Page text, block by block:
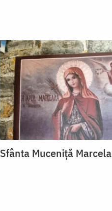
Sfânta Muceniță Marcela